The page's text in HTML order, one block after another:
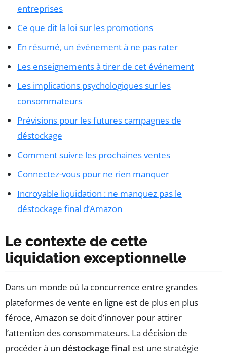
entreprises
Ce que dit la loi sur les promotions
En résumé, un événement à ne pas rater
Les enseignements à tirer de cet événement
Les implications psychologiques sur les
consommateurs
Prévisions pour les futures campagnes de
déstockage
Comment suivre les prochaines ventes
Connectez-vous pour ne rien manquer
Incroyable liquidation : ne manquez pas le
déstockage final d’Amazon
Le contexte de cette
liquidation exceptionnelle
Dans un monde où la concurrence entre grandes
plateformes de vente en ligne est de plus en plus
féroce, Amazon se doit d’innover pour attirer
l’attention des consommateurs. La décision de
procéder à un déstockage final est une stratégie